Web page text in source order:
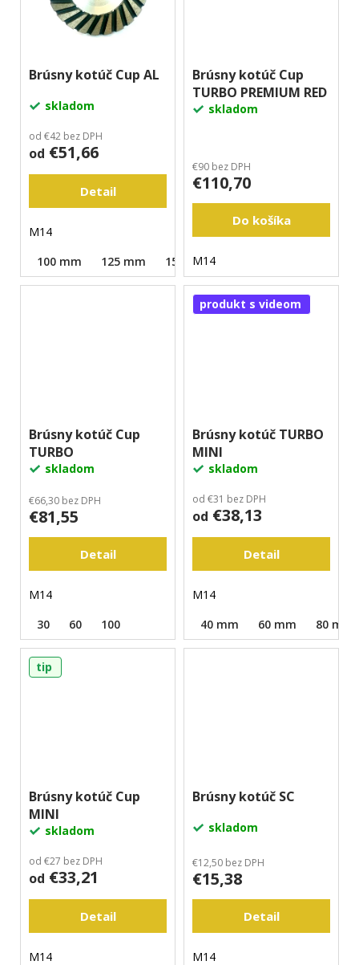
Brúsny kotúč Cup AL
skladom
od €42 bez DPH
od €51,66
Detail
M14
100 mm
125 mm 150 mm
Brúsny kotúč Cup
TURBO PREMIUM RED
skladom
€90 bez DPH
€110,70
Do košíka
M14
Brúsny kotúč Cup
TURBO
skladom
€66,30 bez DPH
€81,55
Detail
M14
30
60 100
produkt s videom
Brúsny kotúč TURBO
MINI
skladom
od €31 bez DPH
od €38,13
Detail
M14
40 mm
60 mm 80 mm
tip
Brúsny kotúč Cup
MINI
skladom
od €27 bez DPH
od €33,21
Detail
M14
Brúsny kotúč SC
skladom
€12,50 bez DPH
€15,38
Detail
M14